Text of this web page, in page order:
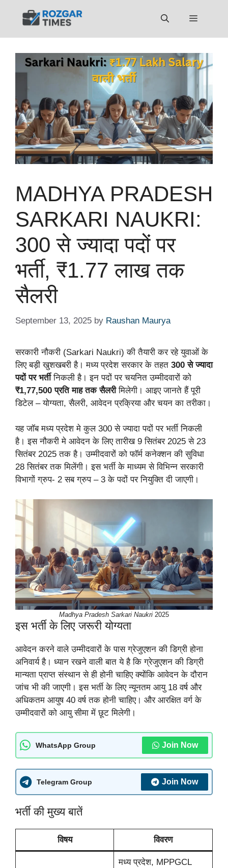
Menu
MADHYA PRADESH
SARKARI NAUKRI:
300 से ज्यादा पदों पर
भर्ती, ₹1.77 लाख तक
सैलरी
September 13, 2025 by Raushan Maurya
सरकारी नौकरी (Sarkari Naukri) की तैयारी कर रहे युवाओं के
लिए बड़ी खुशखबरी है। मध्य प्रदेश सरकार के तहत 300 से ज्यादा
पदों पर भर्तीनिकली है। इन पदों पर चयनित उम्मीदवारों को
₹1,77,500 प्रति माह तक सैलरीमिलेगी। आइए जानते हैं पूरी
डिटेल – योग्यता, सैलरी, आवेदन प्रक्रिया और चयन का तरीका।
यह जॉब मध्य प्रदेश मे कुल 300 से ज्यादा पदों पर भर्ती निकली
है। इस नौकरी मे आवेदन के लिए तारीख 9 सितंबर 2025 से 23
सितंबर 2025 तक है। उम्मीदवारों को फॉर्म कनेक्शन की सुविधा
28 सितंबर तक मिलेंगी। इस भर्ती के माध्यम से विभिन्न सरकारी
विभागों ग्रुप- 2 सब ग्रुप – 3 के पदों पर नियुक्ति दी जाएगी।
Madhya Pradesh Sarkari Naukri 2025
इस भर्ती के लिए जरूरी योग्यता
आवेदन करने वाले उम्मीदवारों के पास ग्रेजुएशन की डिग्री होना
अनिवार्य है। ध्यान रखने वाली बात ये है कि ग्रेजुएशन की डिग्री
मान्यता प्राप्त संस्थान से ही होनी चाहिए क्योंकि आवेदन के दौरान
जांच भी की जाएगी। इस भर्ती के लिए न्यूनतम आयु 18 वर्ष और
अधिकतम आयुष 40 वर्ष तक होनी चाहिए। और आरक्षित वर्ग के
उम्मीदवारों को आयु सीमा में छूट मिलेगी।
WhatsApp Group Join Now
Telegram Group Join Now
भर्ती की मुख्य बातें
विषय विवरण
मध्य प्रदेश, MPPGCL